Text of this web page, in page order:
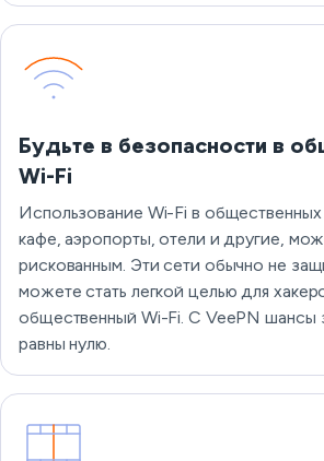
Будьте в безопасности в
Wi-Fi
Использование Wi-Fi в общественных
кафе, аэропорты, отели и другие,
рискованным. Эти сети обычно не
можете стать легкой целью для
общественный Wi-Fi. С VeePN шансы
равны нулю.